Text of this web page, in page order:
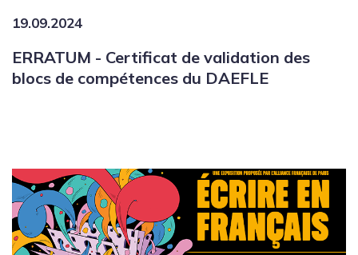
19.09.2024
ERRATUM - Certificat de validation des
blocs de compétences du DAEFLE